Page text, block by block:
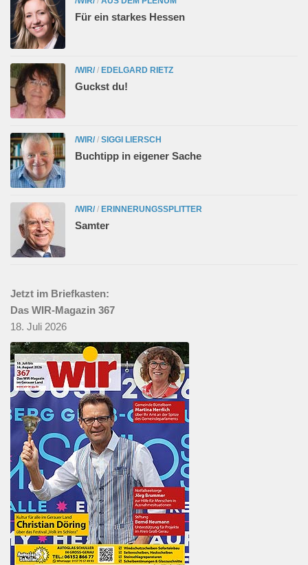
Für ein starkes Hessen
/WIR/ / EDELGARD RIETZ
Guckst du!
/WIR/ / SIGGI LIERSCH
Buchtipp in eigener Sache
/WIR/ / ERINNERUNGSSPLITTER
Samter
Jetzt im Briefkasten:
Das WIR-Magazin 367
18. Juli 2026